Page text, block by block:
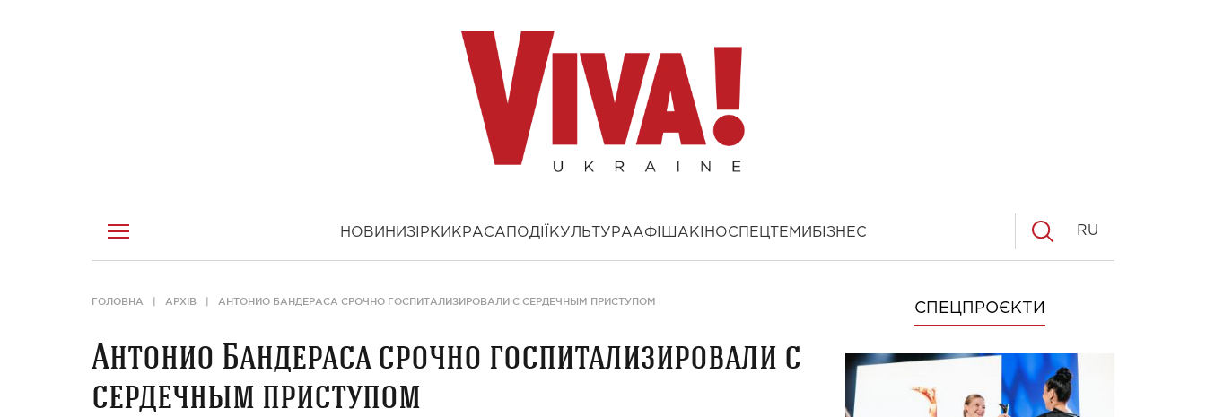
НОВИНИ ЗІРКИ КРАСА ПОДІЇ КУЛЬТУРААФІША КІНОСПЕЦТЕМИ БІЗНЕС RU
ГОЛОВНА АРХІВ АНТОНИО БАНДЕРАСА СРОЧНО ГОСПИТАЛИЗИРОВАЛИ С СЕРДЕЧНЫМ ПРИСТУПОМ
Антонио Бандераса срочно госпитализировали с
сердечным приступом
СПЕЦПРОЄКТИ